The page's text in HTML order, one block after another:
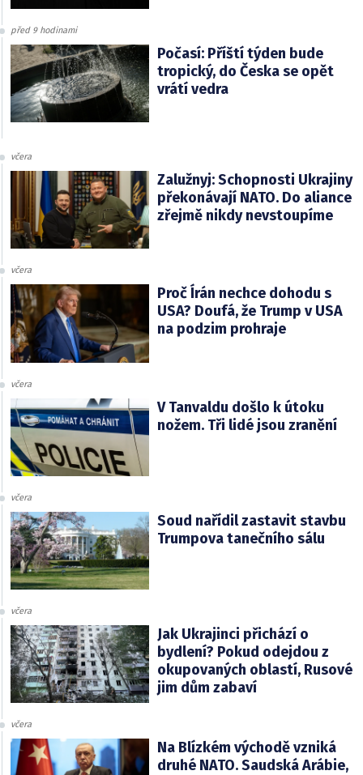
před 9 hodinami
Počasí: Příští týden bude
tropický, do Česka se opět
vrátí vedra
včera
Zalužnyj: Schopnosti Ukrajiny
překonávají NATO. Do aliance
zřejmě nikdy nevstoupíme
včera
Proč Írán nechce dohodu s
USA? Doufá, že Trump v USA
na podzim prohraje
včera
V Tanvaldu došlo k útoku
nožem. Tři lidé jsou zranění
včera
Soud nařídil zastavit stavbu
Trumpova tanečního sálu
včera
Jak Ukrajinci přichází o
bydlení? Pokud odejdou z
okupovaných oblastí, Rusové
jim dům zabaví
včera
Na Blízkém východě vzniká
druhé NATO. Saudská Arábie,